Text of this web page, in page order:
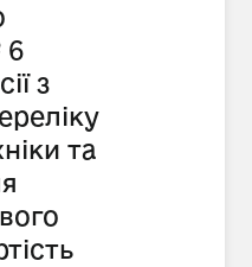
6
з
та